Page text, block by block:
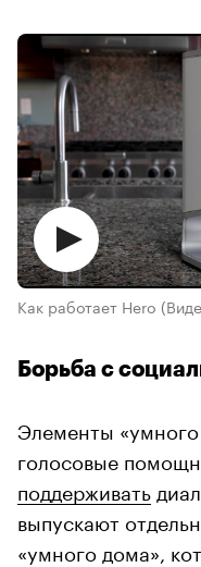
Как работает Hero
Борьба с
Элементы
голосовые
поддерживать
выпускают
«умного дома»,